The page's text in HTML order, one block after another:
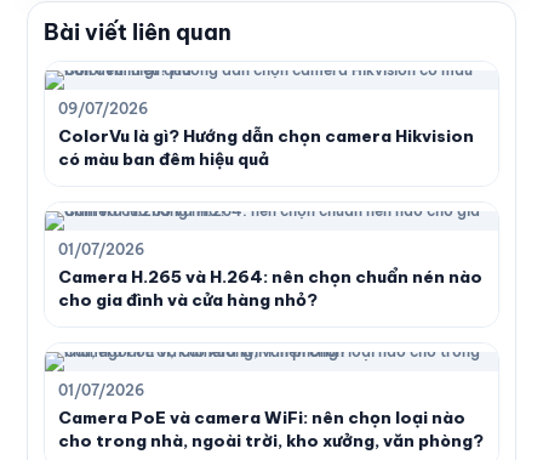
Bài viết liên quan
09/07/2026
ColorVu là gì? Hướng dẫn chọn camera Hikvision
có màu ban đêm hiệu quả
01/07/2026
Camera H.265 và H.264: nên chọn chuẩn nén nào
cho gia đình và cửa hàng nhỏ?
01/07/2026
Camera PoE và camera WiFi: nên chọn loại nào
cho trong nhà, ngoài trời, kho xưởng, văn phòng?